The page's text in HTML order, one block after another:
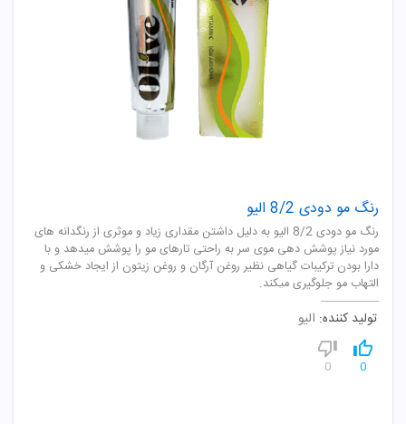
رنگ مو دودی 8/2 الیو
رنگ مو دودی 8/2 الیو به دلیل داشتن مقداری زیاد و موثری از رنگدانه های
مورد نیاز پوشش دهی موی سر به راحتی تارهای مو را پوشش میدهد و با
دارا بودن ترکیبات گیاهی نظیر روغن آرگان و روغن زیتون از ایجاد خشکی و
التهاب مو جلوگیری میکند.
تولید کننده: الیو
0
0